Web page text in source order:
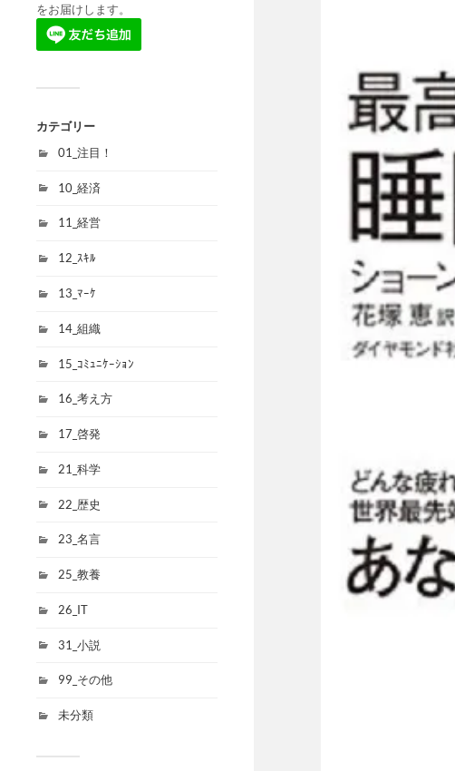
をお届けします。
カテゴリー
01_注目！
10_経済
11_経営
12_ｽｷﾙ
13_ﾏｰｹ
14_組織
15_ｺﾐｭﾆｹｰｼｮﾝ
16_考え方
17_啓発
21_科学
22_歴史
23_名言
25_教養
26_IT
31_小説
99_その他
未分類